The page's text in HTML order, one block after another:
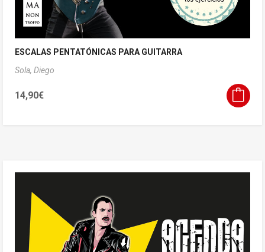
ESCALAS PENTATÓNICAS PARA GUITARRA
Sola, Diego
14,90€